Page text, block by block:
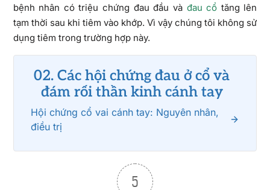
bệnh nhân có triệu chứng đau đầu và đau cổ tăng lên
tạm thời sau khi tiêm vào khớp. Vì vậy chúng tôi không sử
dụng tiêm trong trường hợp này.
02. Các hội chứng đau ở cổ và
đám rối thần kinh cánh tay
Hội chứng cổ vai cánh tay: Nguyên nhân,
điều trị
5